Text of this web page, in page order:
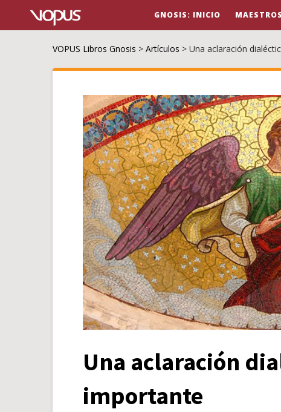
GNOSIS: INICIO MAESTROS
VOPUS Libros Gnosis > Artículos > Una aclaración
Una aclaración
importante